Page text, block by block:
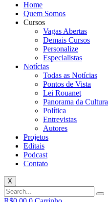
Home
Quem Somos
Cursos
Vagas Abertas
Demais Cursos
Personalize
Especialistas
Notícias
Todas as Notícias
Pontos de Vista
Lei Rouanet
Panorama da Cultura
Política
Entrevistas
Autores
Projetos
Editais
Podcast
Contato
X